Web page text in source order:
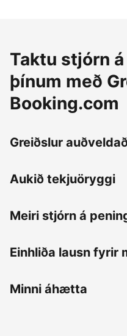
Taktu stjórn
þínum með
Booking.com
Greiðslur
Aukið tekjuöryggi
Meiri stjórn á
Einhliða lausn fyrir
Minni áhætta